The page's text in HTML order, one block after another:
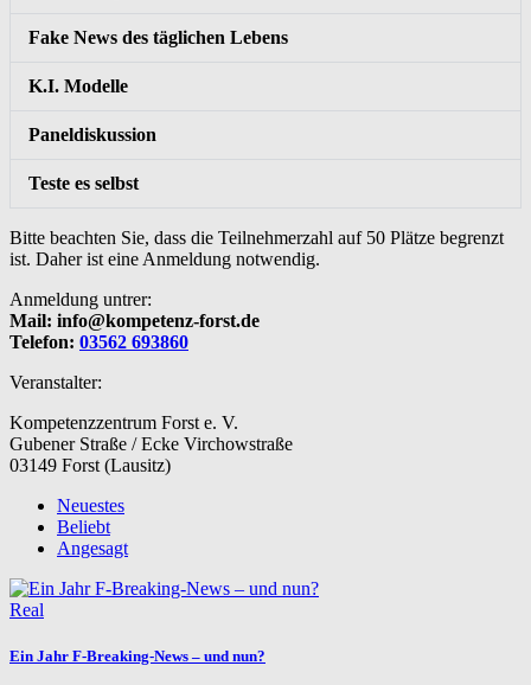
Fake News des täglichen Lebens
K.I. Modelle
Paneldiskussion
Teste es selbst
Bitte beachten Sie, dass die Teilnehmerzahl auf 50 Plätze begrenzt
ist. Daher ist eine Anmeldung notwendig.
Anmeldung untrer:
Mail: info@kompetenz-forst.de
Telefon: 03562 693860
Veranstalter:
Kompetenzzentrum Forst e. V.
Gubener Straße / Ecke Virchowstraße
03149 Forst (Lausitz)
Neuestes
Beliebt
Angesagt
Real
Ein Jahr F-Breaking-News – und nun?